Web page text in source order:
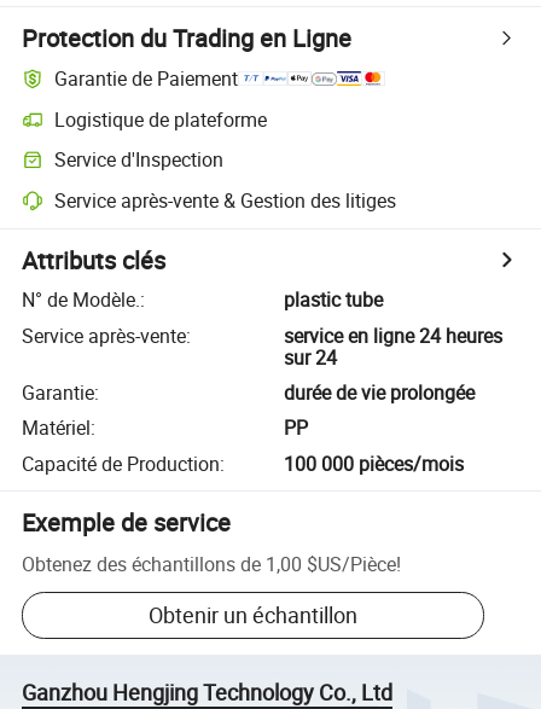
Protection du Trading en Ligne
Garantie de Paiement
Logistique de plateforme
Service d'Inspection
Service après-vente & Gestion des litiges
Attributs clés
N° de Modèle.:
plastic tube
Service après-vente:
service en ligne 24 heures
sur 24
Garantie:
durée de vie prolongée
Matériel:
PP
Capacité de Production: 100 000 pièces/mois
Exemple de service
Obtenez des échantillons de 1,00 $US/Pièce!
Obtenir un échantillon
Ganzhou Hengjing Technology Co., Ltd